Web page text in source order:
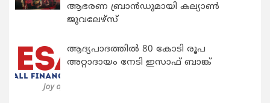
ആഭരണ ബ്രാന്‍ഡുമായി കല്യാണ്‍
ജുവലേഴ്‌സ്
ആദ്യപാദത്തിൽ 80 കോടി രൂപ
അറ്റാദായം നേടി ഇസാഫ് ബാങ്ക്